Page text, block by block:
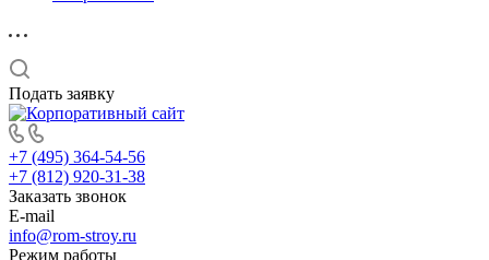
Подать заявку
+7 (495) 364-54-56
+7 (812) 920-31-38
Заказать звонок
E-mail
info@rom-stroy.ru
Режим работы